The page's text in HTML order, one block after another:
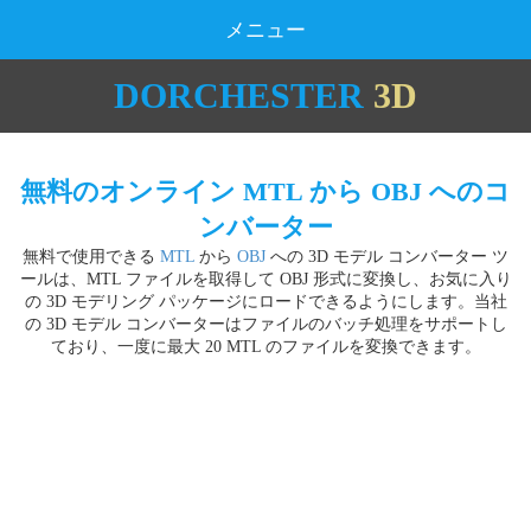
メニュー
DORCHESTER 3D
無料のオンライン MTL から OBJ へのコ
ンバーター
無料で使用できる MTL から OBJ への 3D モデル コンバーター ツ
ールは、MTL ファイルを取得して OBJ 形式に変換し、お気に入り
の 3D モデリング パッケージにロードできるようにします。当社
の 3D モデル コンバーターはファイルのバッチ処理をサポートし
ており、一度に最大 20 MTL のファイルを変換できます。